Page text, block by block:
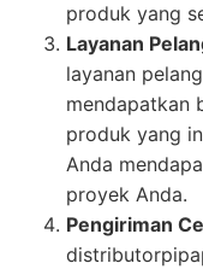
produk yang
Layanan
layanan
mendapatkan
produk yang
Anda
proyek Anda.
Pengiriman